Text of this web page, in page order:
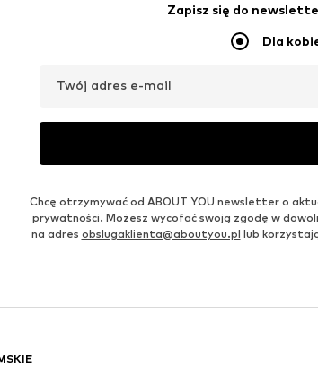
Zapisz się do
Dla
Twój adres e-mail
Chcę otrzymywać od ABOUT YOU newsletter o
prywatności. Możesz wycofać swoją zgodę w
na adres obslugaklienta@aboutyou.pl lub